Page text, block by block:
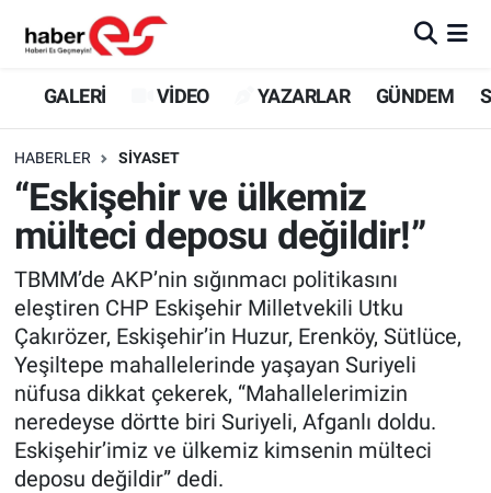
GALERİ VİDEO YAZARLAR GÜNDEM
HABERLER SİYASET
“Eskişehir ve ülkemiz
mülteci deposu değildir!”
TBMM’de AKP’nin sığınmacı politikasını
eleştiren CHP Eskişehir Milletvekili Utku
Çakırözer, Eskişehir’in Huzur, Erenköy, Sütlüce,
Yeşiltepe mahallelerinde yaşayan Suriyeli
nüfusa dikkat çekerek, “Mahallelerimizin
neredeyse dörtte biri Suriyeli, Afganlı doldu.
Eskişehir’imiz ve ülkemiz kimsenin mülteci
deposu değildir” dedi.
GALERİ
YAZARLAR
GÜNDEM
SİYASET
TEKNOLOJİ
EKONOMİ
SPOR
Eskişehir Nöbetçi Eczaneler
Eskişehir Trafik Yoğunluk Haritası
Süper Lig Puan Durumu ve Fikstür
Tüm Manşetler
Son Dakika Haberleri
Haber Arşivi